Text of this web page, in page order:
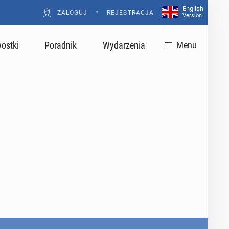
ZALOGUJ • REJESTRACJA
English
Version
Poradnik Wydarzenia Menu